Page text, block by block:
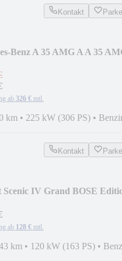
Kontakt
Benz A 35 AMG A A 35
ab 326 € mtl.
km • 225 kW (306 PS) •
Kontakt
Scenic IV Grand BOSE
ab 128 € mtl.
km • 120 kW (163 PS) •